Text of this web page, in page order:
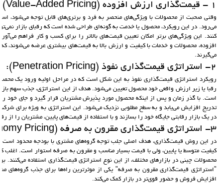
1 - قیمت‌گذاری ارزش افزوده (Value-Added Pricing):
وقتی صحبت از محصولات با ویژگی‌های منحصر به فرد و برتری‌های قابل توجه می‌شود،
می‌رود. در این رویکرد، محصول یا خدمت به گونه‌ای طراحی شده است که رقبای بازار
کنند. این ویژگی‌های برتر امکان تعیین قیمت‌های بالاتر را برای کسب و کار فراهم
افزوده، محصولات و خدمات با کیفیت و ارزش بالا به قیمت‌های بیشتری عرضه می‌شوند،
می‌گیرند.
2- استراتژی قیمت‌گذاری نفوذ (Penetration Pricing):
رویکرد استراتژی قیمت‌گذاری نفوذ به این شکل است که در مراحل اولیه ورود یک
رقبا یا زیر ارزش واقعی خود محصول تعیین می‌شود. هدف از این استراتژی، جذب سهم
است. با گذر زمان و پس از اینکه محصول مورد پذیرش مشتریان قرار گیرد و جای خود
تدریج افزایش می‌یابد و به سطح مطلوبی نزدیک می‌شود. این استراتژی به ویژه برای
در یک بازار رقابتی جایگاه خود را بسازند و با استفاده از قیمت‌های پایین، مشتریان را از
3- استراتژی قیمت‌گذاری مقرون به صرفه (Economy Pricing):
در این روش قیمت‌گذاری، هدف اصلی جلب توجه گروه‌های مشتری با بودجه محدود است.
کیفیت متوسط یا پایین، ولی با قیمت بسیار مناسب و مقرون به صرفه استوار است. اغلب
محصولات چینی در بازارهای مختلف، از این نوع استراتژی قیمت‌گذاری استفاده می‌کنند.
"استراتژی قیمت‌گذاری مقرون به صرفه" یکی از موثرترین راه‌ها برای جذب گروه‌های
افزایش فروش و حضور قوی‌تر در بازار کمک می‌کند.